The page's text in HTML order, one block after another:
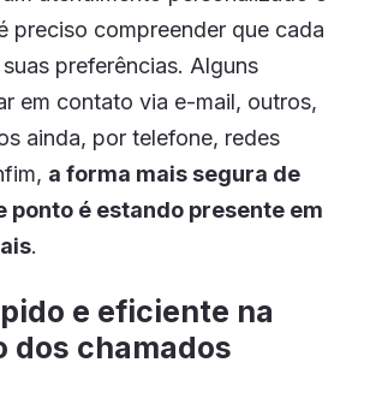
preciso compreender que cada
preferências. Alguns
em contato via e-mail, outros,
ainda, por telefone, redes
a forma mais segura de
ponto é estando presente em
.
e eficiente na
dos chamados